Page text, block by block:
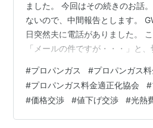
ました。 今回はその続きのお話
ないので、中間報告とします。
日突然夫に電話がありました。
「メールの件ですが・・・」と
け？・・・あ、妻がメール送っ
ン状態。 夫よごめんなさーい。
渉してみてるー。下がるか分か
果待ちー。」くらいなノリでし
#プロパンガス #プロパンガス
#プロパンガス料金適正化協会 #
#価格交渉 #値下げ交渉 #光熱